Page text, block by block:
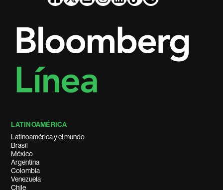
LATINOAMÉRICA
Latinoamérica y el mundo
Brasil
México
Argentina
Colombia
Venezuela
Chile